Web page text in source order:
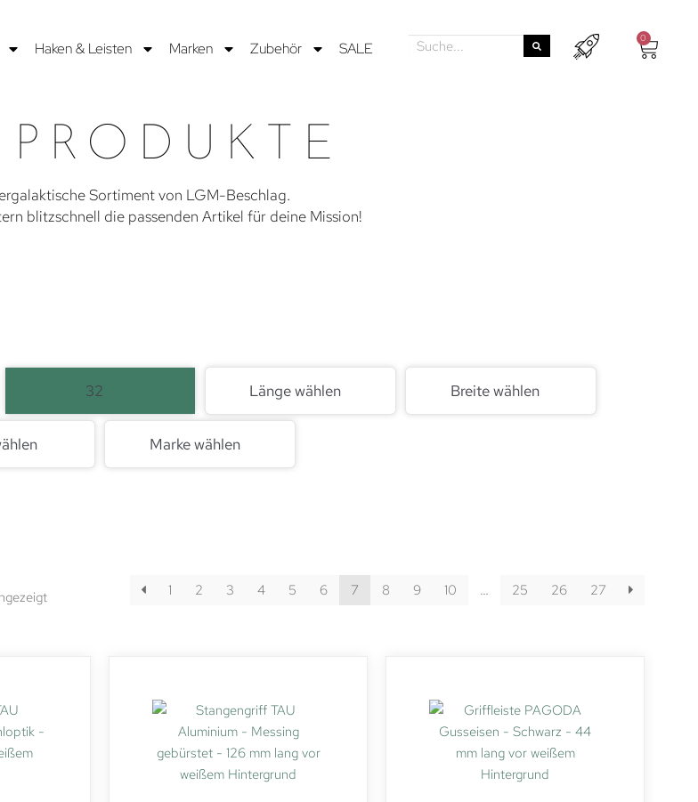
Haken & Leisten Marken Zubehör SALE
0
Sortiment von LGM-Beschlag.
blitzschnell die passenden Artikel für deine Mission!
32 Länge wählen Breite wählen
Marke wählen
1 2 3 4 5 6 7 8 9 10 … 25 26 27